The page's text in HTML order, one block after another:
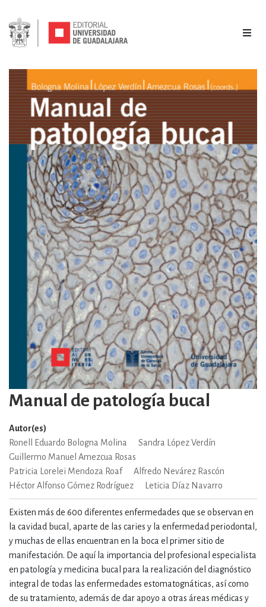
Manual de patología bucal
Autor(es)
Ronell Eduardo Bologna Molina
Sandra López Verdín
Guillermo Manuel Amezcua Rosas
Patricia Lorelei Mendoza Roaf
Alfredo Nevárez Rascón
Héctor Alfonso Gómez Rodríguez
Leticia Díaz Navarro
Existen más de 600 diferentes enfermedades que se observan en
la cavidad bucal, aparte de las caries y la enfermedad periodontal,
y muchas de ellas encuentran en la boca el primer sitio de
manifestación. De aquí la importancia del profesional especialista
en patología y medicina bucal para la realización del diagnóstico
integral de todas las enfermedades estomatognáticas, así como
de su tratamiento, además de dar apoyo a otras áreas médicas y